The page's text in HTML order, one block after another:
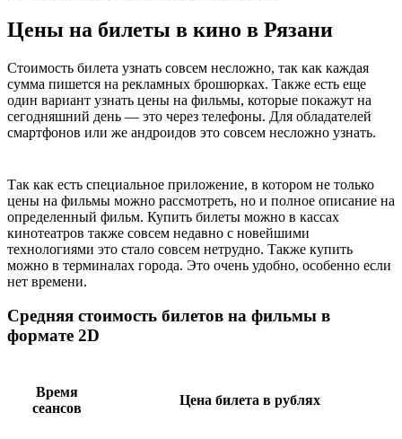
Цены на билеты в кино в Рязани
Стоимость билета узнать совсем несложно, так как каждая
сумма пишется на рекламных брошюрках. Также есть еще
один вариант узнать цены на фильмы, которые покажут на
сегодняшний день — это через телефоны. Для обладателей
смартфонов или же андроидов это совсем несложно узнать.
Так как есть специальное приложение, в котором не только
цены на фильмы можно рассмотреть, но и полное описание на
определенный фильм. Купить билеты можно в кассах
кинотеатров также совсем недавно с новейшими
технологиями это стало совсем нетрудно. Также купить
можно в терминалах города. Это очень удобно, особенно если
нет времени.
Средняя стоимость билетов на фильмы в
формате 2D
Время
сеансов
Цена билета в рублях